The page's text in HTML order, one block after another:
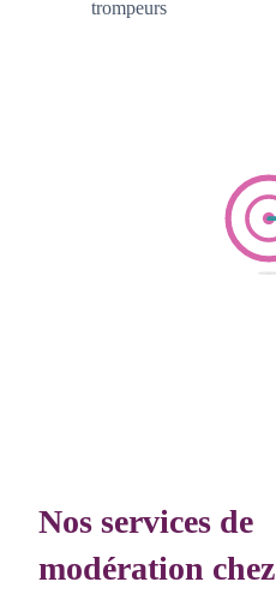
trompeurs
Nos services de
modération chez